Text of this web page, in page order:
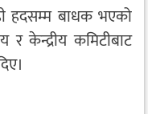
हदसम्म बाधक भएको
केन्द्रीय कमिटीबाट